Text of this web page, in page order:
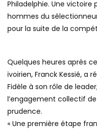
Philadelphie. Une
hommes du
pour la suite de la
Quelques heures après
ivoirien, Franck Kessié, a
Fidèle à son rôle de
l’engagement collectif
prudence.
« Une première étape